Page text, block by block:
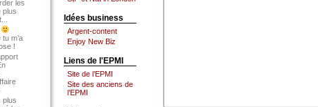
les
plus
m’a
!
plus
Idées business
Argent-content
Enjoy New Biz
Liens de l'EPMI
Site de l’EPMI
Site des anciens de
l’EPMI